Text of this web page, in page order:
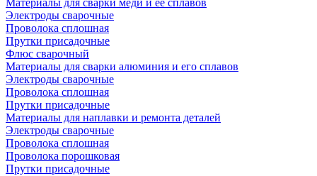
Материалы для сварки меди и ее сплавов
Электроды сварочные
Проволока сплошная
Прутки присадочные
Флюс сварочный
Материалы для сварки алюминия и его сплавов
Электроды сварочные
Проволока сплошная
Прутки присадочные
Материалы для наплавки и ремонта деталей
Электроды сварочные
Проволока сплошная
Проволока порошковая
Прутки присадочные